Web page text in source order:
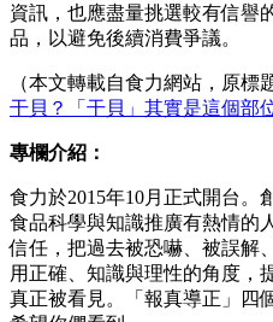
資訊，也應盡量挑選較有信譽
品，以避免後續消費爭議。
（本文轉載自食力網站，原標
干貝？「干貝」其實是這個部
專欄介紹：
食力於2015年10月正式開台。
食品科學與知識推廣有熱情的
信任，把過去被恐嚇、被誤解
用正確、知識與理性的角度，
真正被看見。「報真導正」四